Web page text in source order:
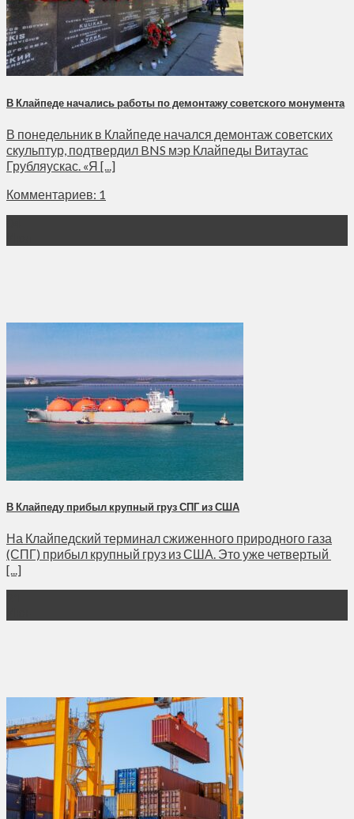
В Клайпеде начались работы по демонтажу советского монумента
В понедельник в Клайпеде начался демонтаж советских
скульптур, подтвердил BNS мэр Клайпеды Витаутас
Грубляускас. «Я [...]
Комментариев: 1
В Клайпеду прибыл крупный груз СПГ из США
На Клайпедский терминал сжиженного природного газа
(СПГ) прибыл крупный груз из США. Это уже четвертый
[...]